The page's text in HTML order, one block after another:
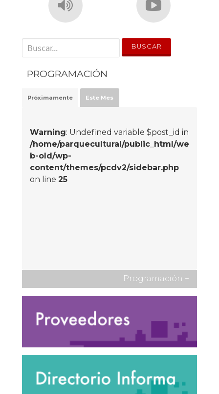
' . __('Search for:') . '
PROGRAMACIÓN
Próximamente Este Mes
Warning: Undefined variable $post_id in
/home/parquecultural/public_html/we
b-old/wp-
content/themes/pcdv2/sidebar.php
on line 25
Programación +